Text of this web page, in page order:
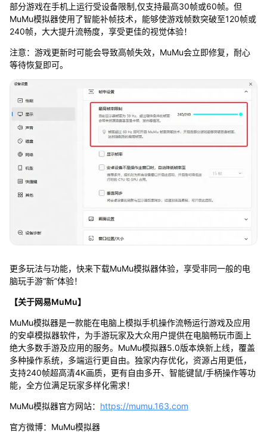
部分游戏在手机上运行受设备限制,仅支持最高30帧或60帧。但
MuMu模拟器使用了智能补帧技术，能够使游戏帧数突破至120帧或
240帧，大大提升流畅度，享受更佳的视觉体验！
注意：游戏更新时可能会导致高帧失效，MuMu会立即修复，耐心
等待恢复即可。
更多玩法与功能，快来下载MuMu模拟器体验，享受非同一般的电
脑玩手游“新”体验！
【关于网易MuMu】
MuMu模拟器是一款能在电脑上模拟手机操作流畅运行游戏及应用
的安卓模拟器软件，为手游玩家及大众用户提供在电脑畅玩市面上
绝大多数手游及应用的服务。MuMu模拟器5.0版本焕新上线，覆盖
多种操作系统，多端运行更自由。独家内存优化，资源占用更低，
支持240帧超高清4K画质，更有自由多开、智能键鼠/手柄操作等功
能，全方位满足玩家多样化需求！
MuMu模拟器官方网站： https://mumu.163.com
官方微博：MuMu模拟器